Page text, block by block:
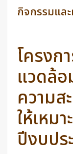
กิจกรรมแล
โครงก
แวดล้อ
ความส
ให้เหม
ปีงบป